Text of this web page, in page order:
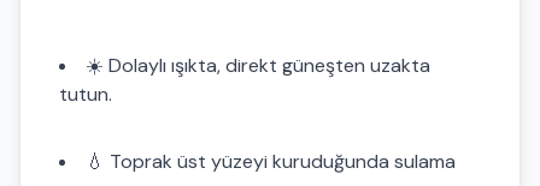
☀️ Dolaylı ışıkta, direkt güneşten uzakta
tutun.
💧 Toprak üst yüzeyi kuruduğunda sulama